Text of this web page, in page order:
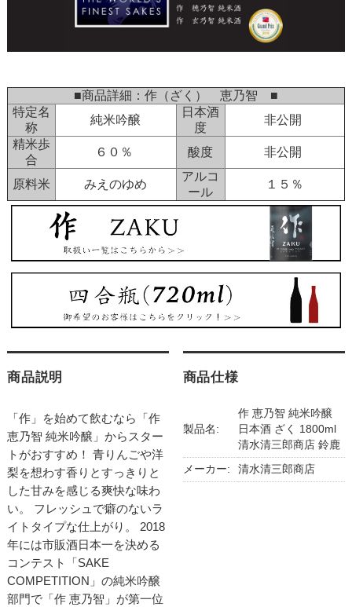
■商品詳細：作（ざく） 恵乃智 ■
特定名
称
純米吟醸
日本酒
度
非公開
精米歩
合
６０％ 酸度 非公開
原料米 みえのゆめ
アルコ
ール
１５％
商品説明
「作」を始めて飲むなら「作
恵乃智 純米吟醸」からスター
トがおすすめ！ 青りんごや洋
梨を想わす香りとすっきりと
した甘みを感じる爽快な味わ
い。 フレッシュで癖のないラ
イトタイプな仕上がり。 2018
年には市販酒日本一を決める
コンテスト「SAKE
COMPETITION」の純米吟醸
部門で「作 恵乃智」が第一位
商品仕様
製品名:
作 恵乃智 純米吟醸
日本酒 ざく 1800ml
清水清三郎商店 鈴鹿
メーカー: 清水清三郎商店